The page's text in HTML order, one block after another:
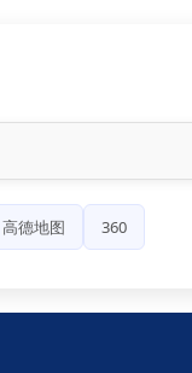
高德地图 360